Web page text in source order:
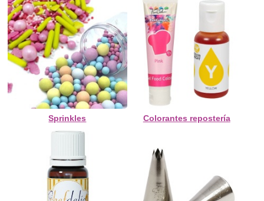
Sprinkles Colorantes repostería